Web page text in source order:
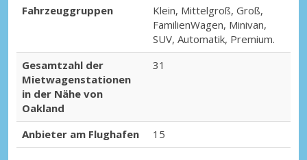
Fahrzeuggruppen
Klein, Mittelgroß, Groß,
FamilienWagen, Minivan,
SUV, Automatik, Premium.
Gesamtzahl der
Mietwagenstationen
in der Nähe von
Oakland
31
Anbieter am Flughafen 15